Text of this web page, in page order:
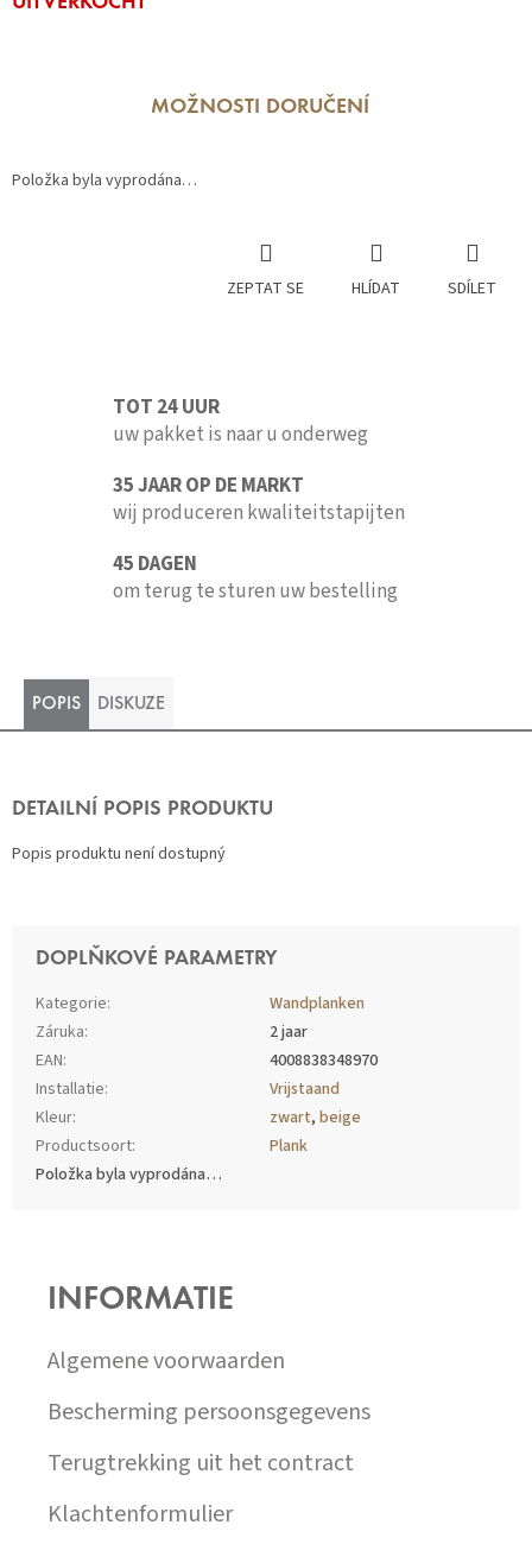
MOŽNOSTI DORUČENÍ
Položka byla vyprodána…
ZEPTAT SE HLÍDAT SDÍLET
TOT 24 UUR
uw pakket is naar u onderweg
35 JAAR OP DE MARKT
wij produceren kwaliteitstapijten
45 DAGEN
om terug te sturen uw bestelling
POPIS DISKUZE
DETAILNÍ POPIS PRODUKTU
Popis produktu není dostupný
DOPLŇKOVÉ PARAMETRY
Kategorie:
Wandplanken
Záruka:
2 jaar
EAN:
4008838348970
Installatie:
Vrijstaand
Kleur: zwart, beige
Productsoort:
Plank
Položka byla vyprodána…
INFORMATIE
Algemene voorwaarden
Bescherming persoonsgegevens
Terugtrekking uit het contract
Klachtenformulier